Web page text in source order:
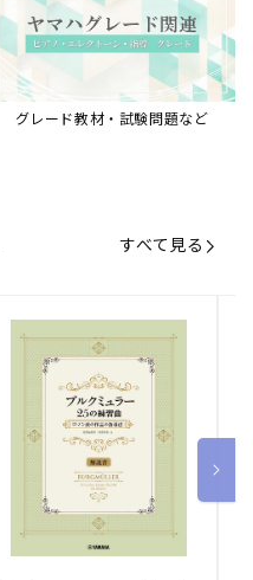
グレード教材・試験問題など
すべて見る